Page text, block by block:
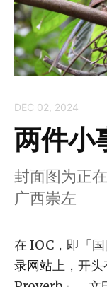
DEC 02, 2024
两件小
封面图为正
广西崇左
在 IOC，即「
录网站上，开